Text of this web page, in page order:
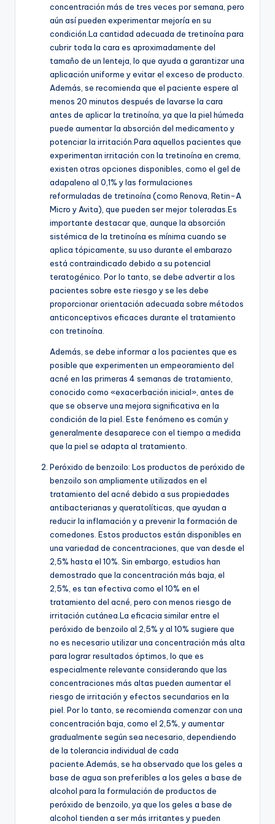
concentración más de tres veces por semana, pero
aún así pueden experimentar mejoría en su
condición.La cantidad adecuada de tretinoína para
cubrir toda la cara es aproximadamente del
tamaño de un lenteja, lo que ayuda a garantizar una
aplicación uniforme y evitar el exceso de producto.
Además, se recomienda que el paciente espere al
menos 20 minutos después de lavarse la cara
antes de aplicar la tretinoína, ya que la piel húmeda
puede aumentar la absorción del medicamento y
potenciar la irritación.Para aquellos pacientes que
experimentan irritación con la tretinoína en crema,
existen otras opciones disponibles, como el gel de
adapaleno al 0,1% y las formulaciones
reformuladas de tretinoína (como Renova, Retin-A
Micro y Avita), que pueden ser mejor toleradas.Es
importante destacar que, aunque la absorción
sistémica de la tretinoína es mínima cuando se
aplica tópicamente, su uso durante el embarazo
está contraindicado debido a su potencial
teratogénico. Por lo tanto, se debe advertir a los
pacientes sobre este riesgo y se les debe
proporcionar orientación adecuada sobre métodos
anticonceptivos eficaces durante el tratamiento
con tretinoína.
Además, se debe informar a los pacientes que es
posible que experimenten un empeoramiento del
acné en las primeras 4 semanas de tratamiento,
conocido como «exacerbación inicial», antes de
que se observe una mejora significativa en la
condición de la piel. Este fenómeno es común y
generalmente desaparece con el tiempo a medida
que la piel se adapta al tratamiento.
Peróxido de benzoilo: Los productos de peróxido de
benzoilo son ampliamente utilizados en el
tratamiento del acné debido a sus propiedades
antibacterianas y queratolíticas, que ayudan a
reducir la inflamación y a prevenir la formación de
comedones. Estos productos están disponibles en
una variedad de concentraciones, que van desde el
2,5% hasta el 10%. Sin embargo, estudios han
demostrado que la concentración más baja, el
2,5%, es tan efectiva como el 10% en el
tratamiento del acné, pero con menos riesgo de
irritación cutánea.La eficacia similar entre el
peróxido de benzoilo al 2,5% y al 10% sugiere que
no es necesario utilizar una concentración más alta
para lograr resultados óptimos, lo que es
especialmente relevante considerando que las
concentraciones más altas pueden aumentar el
riesgo de irritación y efectos secundarios en la
piel. Por lo tanto, se recomienda comenzar con una
concentración baja, como el 2,5%, y aumentar
gradualmente según sea necesario, dependiendo
de la tolerancia individual de cada
paciente.Además, se ha observado que los geles a
base de agua son preferibles a los geles a base de
alcohol para la formulación de productos de
peróxido de benzoilo, ya que los geles a base de
alcohol tienden a ser más irritantes y pueden